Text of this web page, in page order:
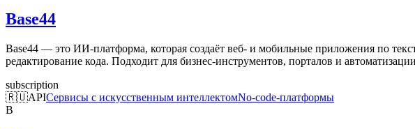
Base44
Base44 — это ИИ-платформа, которая создаёт веб- и мобильные приложения по
редактирование кода. Подходит для бизнес-инструментов, порталов и
subscription
🇷🇺APIСервисы с искусственным интеллектомNo-code-платформы
B